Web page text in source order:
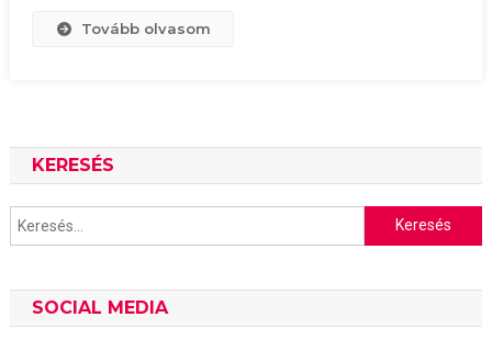
Tovább olvasom
KERESÉS
Keresés:
SOCIAL MEDIA